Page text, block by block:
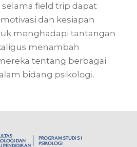
field trip dapat
dan kesiapan
menghadapi tantangan
menambah
tentang berbagai
bidang psikologi.